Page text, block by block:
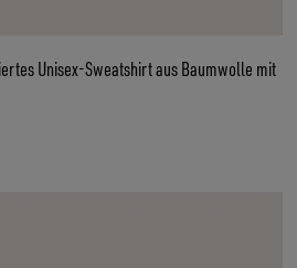
Unisex-Sweatshirt aus Baumwolle mit